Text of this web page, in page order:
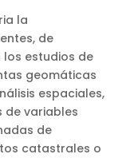
la
de
estudios de
geomáticas
espaciales,
de variables
de
catastrales o